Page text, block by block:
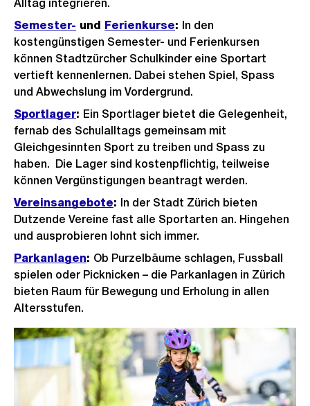
Alltag integrieren.
Semester- und Ferienkurse: In den
kostengünstigen Semester- und Ferienkursen
können Stadtzürcher Schulkinder eine Sportart
vertieft kennenlernen. Dabei stehen Spiel, Spass
und Abwechslung im Vordergrund.
Sportlager: Ein Sportlager bietet die Gelegenheit,
fernab des Schulalltags gemeinsam mit
Gleichgesinnten Sport zu treiben und Spass zu
haben. Die Lager sind kostenpflichtig, teilweise
können Vergünstigungen beantragt werden.
Vereinsangebote: In der Stadt Zürich bieten
Dutzende Vereine fast alle Sportarten an. Hingehen
und ausprobieren lohnt sich immer.
Parkanlagen: Ob Purzelbäume schlagen, Fussball
spielen oder Picknicken – die Parkanlagen in Zürich
bieten Raum für Bewegung und Erholung in allen
Altersstufen.